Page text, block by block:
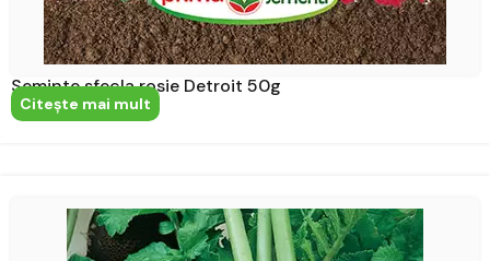
Seminte sfecla rosie Detroit 50g
Citeşte mai mult